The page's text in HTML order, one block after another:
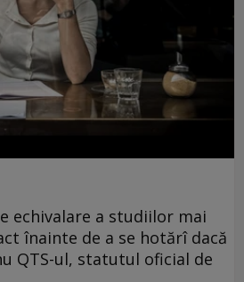
echivalare a studiilor mai
înainte de a se hotărî dacă
QTS-ul, statutul oficial de